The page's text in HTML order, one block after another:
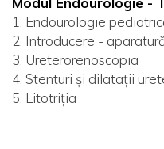
1. Endourologie
2. Introducere -
3. Ureterorenoscopia
4. Stenturi și dilatații
5. Litotriția